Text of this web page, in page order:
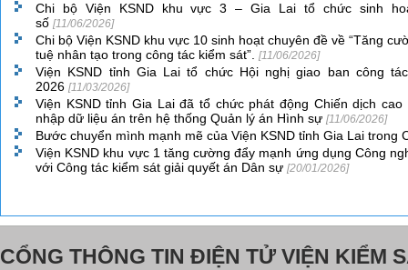
Chi bộ Viện KSND khu vực 3 – Gia Lai tổ chức sinh
số [11/06/2026]
Chi bộ Viện KSND khu vực 10 sinh hoạt chuyên đề về “Tăng
tuệ nhân tạo trong công tác kiểm sát”. [11/06/2026]
Viện KSND tỉnh Gia Lai tổ chức Hội nghị giao ban công
2026 [11/03/2026]
Viện KSND tỉnh Gia Lai đã tổ chức phát động Chiến dịch cao
nhập dữ liệu án trên hệ thống Quản lý án Hình sự [11/06/2026]
Bước chuyển mình mạnh mẽ của Viện KSND tỉnh Gia Lai trong
Viện KSND khu vực 1 tăng cường đẩy mạnh ứng dụng Công
với Công tác kiểm sát giải quyết án Dân sự [20/01/2026]
CỔNG THÔNG TIN ĐIỆN TỬ VIỆN KIỂM